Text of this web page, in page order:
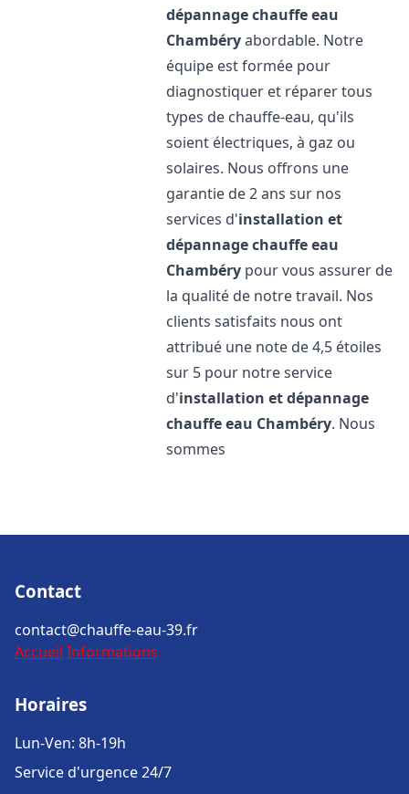
dépannage chauffe eau
Chambéryabordable. Notre
équipe est formée pour
diagnostiquer et réparer tous
types de chauffe-eau, qu'ils
soient électriques, à gaz ou
solaires. Nous offrons une
garantie de 2 ans sur nos
services d'installation et
dépannage chauffe eau
Chambéry pour vous assurer de
la qualité de notre travail. Nos
clients satisfaits nous ont
attribué une note de 4,5 étoiles
sur 5 pour notre service
d'installation et dépannage
chauffe eau Chambéry. Nous
sommes
Contact
contact@chauffe-eau-39.fr
Accueil Informations
Horaires
Lun-Ven: 8h-19h
Service d'urgence 24/7